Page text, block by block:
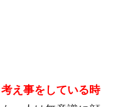
え事をしている時